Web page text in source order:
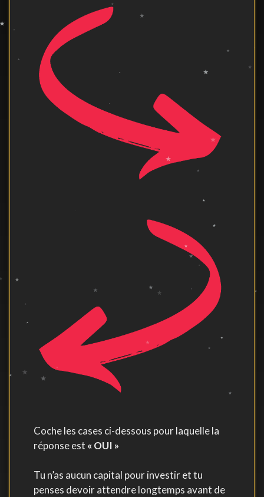
Coche les cases ci-dessous pour laquelle la
réponse est « OUI »
Tu n’as aucun capital pour investir et tu
penses devoir attendre longtemps avant de